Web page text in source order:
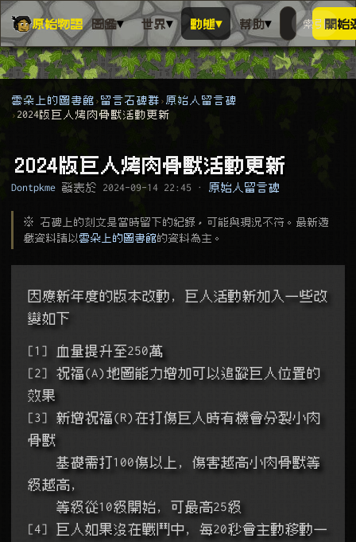
原始物語 圖鑑▾ 世界▾ 動態▾ 幫助▾
搜尋萬物
搜人物、
索引開始
雲朵上的圖書館 留言石碑群
原始人留言碑
2024版巨人烤肉骨獸活動更新
2024版巨人烤肉骨獸活動更新
Dontpkme 發表於 2024-09-14 22:45 · 原始人留言碑
※ 石碑上的刻文是當時留下的紀錄，可能與現況不符。最新遊
戲資料請以 雲朵上的圖書館的資料為主。
因應新年度的版本改動, 巨人活動新加入一些改
變如下
[1] 血量提升至250萬
[2] 祝福(A)地圖能力增加可以追蹤巨人位置的
效果
[3] 新增祝福(R)在打傷巨人時有機會分裂小肉
骨獸
級越高,
    等級從10級開始, 可最高25級
[4] 巨人如果沒在戰鬥中, 每20秒會主動移動一